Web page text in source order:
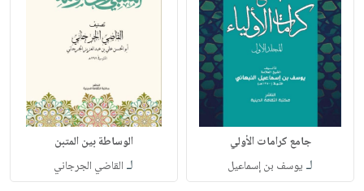
جامع كرامات الأولي
لـ يوسف بن إسماعيل
الوساطة بين المتبن
لـ القاضي الجرجاني